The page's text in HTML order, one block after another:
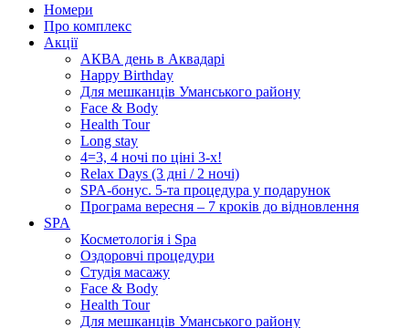
Номери
Про комплекс
Акції
АКВА день в Аквадарі
Happy Birthday
Для мешканців Уманського району
Face & Body
Health Tour
Long stay
4=3, 4 ночі по ціні 3-х!
Relax Days (3 дні / 2 ночі)
SPA-бонус. 5-та процедура у подарунок
Програма вересня – 7 кроків до відновлення
SPA
Косметологія і Spa
Оздоровчі процедури
Студія масажу
Face & Body
Health Tour
Для мешканців Уманського району